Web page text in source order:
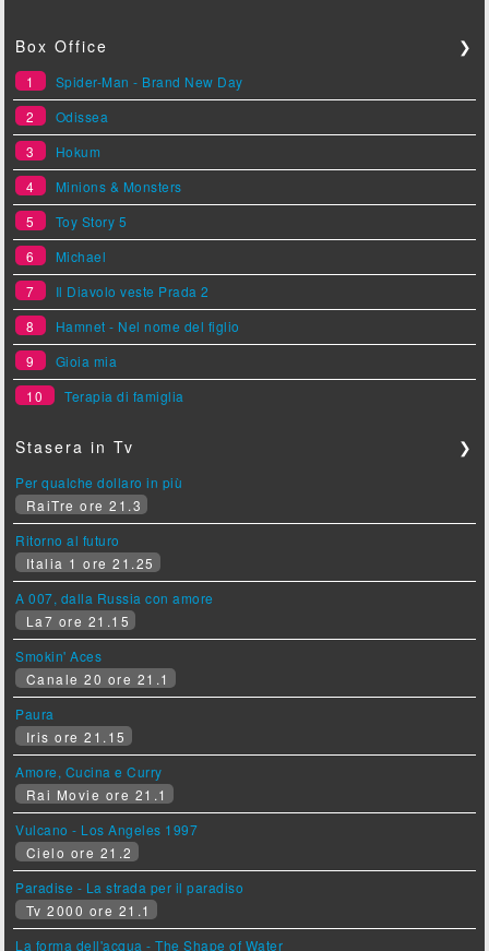
Box Office ❯
1
Spider-Man - Brand New Day
2
Odissea
3
Hokum
4
Minions & Monsters
5
Toy Story 5
6
Michael
7
Il Diavolo veste Prada 2
8
Hamnet - Nel nome del figlio
9
Gioia mia
10
Terapia di famiglia
Stasera in Tv ❯
Per qualche dollaro in più
RaiTre ore 21.3
Ritorno al futuro
Italia 1 ore 21.25
A 007, dalla Russia con amore
La7 ore 21.15
Smokin' Aces
Canale 20 ore 21.1
Paura
Iris ore 21.15
Amore, Cucina e Curry
Rai Movie ore 21.1
Vulcano - Los Angeles 1997
Cielo ore 21.2
Paradise - La strada per il paradiso
Tv 2000 ore 21.1
La forma dell'acqua - The Shape of Water